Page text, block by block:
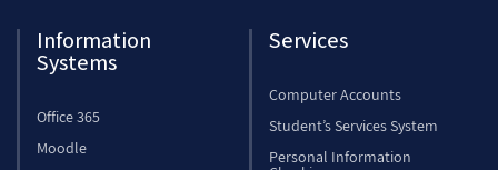
Information
Systems
Office 365
Moodle
Services
Computer Accounts
Student’s Services System
Personal Information